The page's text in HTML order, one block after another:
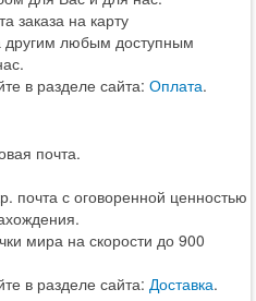
заказа на карту
другим любым доступным
в разделе сайта: Оплата.
почта.
почта с оговоренной ценностью
мира на скорости до 900
в разделе сайта: Доставка.